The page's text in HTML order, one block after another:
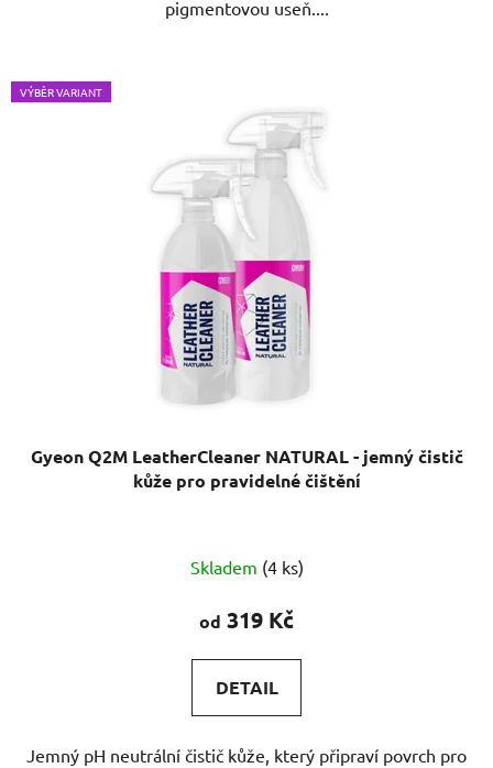
pigmentovou useň....
VÝBĚR VARIANT
Gyeon Q2M LeatherCleaner NATURAL - jemný čistič
kůže pro pravidelné čištění
hodnocení
produktu
5,0
z
hvězdiček.
Skladem (4 ks)
od 319 Kč
DETAIL
Jemný pH neutrální čistič kůže, který připraví povrch pro